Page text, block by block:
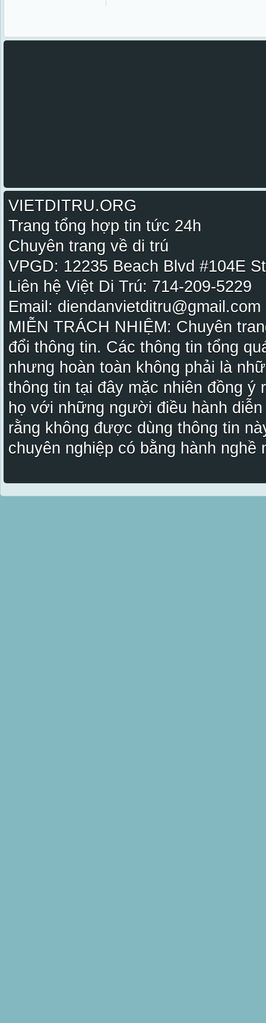
VIETDITRU.ORG
Trang tổng hợp tin tức 24h
Chuyên trang về di trú
VPGD: 12235 Beach Blvd #104E
Liên hệ Việt Di Trú: 714-209-5229
Email:
MIỄN TRÁCH NHIỆM: Chuyên
đổi thông tin. Các thông tin tổng
nhưng hoàn toàn không phải là
thông tin tại đây mặc nhiên đồng ý
họ với những người điều hành
rằng không được dùng thông tin
chuyên nghiệp có bằng hành